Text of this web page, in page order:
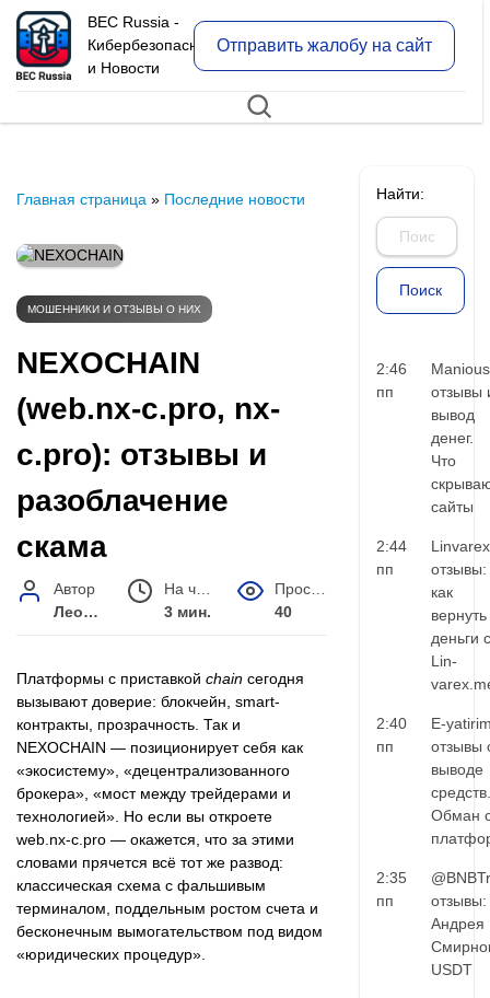
BEC Russia -
Кибербезопасность
и Новости
Отправить жалобу на сайт
Главная страница » Последние новости
МОШЕННИКИ И ОТЗЫВЫ О НИХ
NEXOCHAIN
(web.nx-c.pro, nx-
c.pro): отзывы и
разоблачение
скама
Автор
Леонид Малышев
3 мин.
40
Платформы с приставкой chain сегодня
вызывают доверие: блокчейн, smart-
контракты, прозрачность. Так и
NEXOCHAIN — позиционирует себя как
«экосистему», «децентрализованного
брокера», «мост между трейдерами и
технологией». Но если вы откроете
web.nx-c.pro — окажется, что за этими
словами прячется всё тот же развод:
классическая схема с фальшивым
терминалом, поддельным ростом счета и
бесконечным вымогательством под видом
«юридических процедур».
Найти:
2:46
пп
Manious
отзывы
вывод
денег.
Что
сайты
2:44
пп
Linvarex
отзывы:
как
вернуть
деньги с
Lin-
2:40
пп
E-
отзывы
выводе
средств.
Обман
2:35
пп
Андрея
USDT